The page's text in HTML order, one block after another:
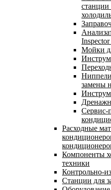
станции
Мойки
замены
Сервис-
Расходные
Компоненты
техники
Контрольно-
Станции для